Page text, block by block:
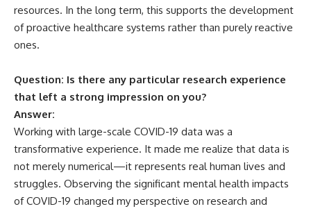
resources. In the long term, this supports the development
of proactive healthcare systems rather than purely reactive
ones.
Question: Is there any particular research experience
that left a strong impression on you?
Answer:
Working with large-scale COVID-19 data was a
transformative experience. It made me realize that data is
not merely numerical—it represents real human lives and
struggles. Observing the significant mental health impacts
of COVID-19 changed my perspective on research and